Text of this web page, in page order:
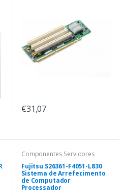
€31,07
Componentes Servidores
Fujitsu S26361-F4051-L830
Sistema de Arrefecimento
de Computador
Processador